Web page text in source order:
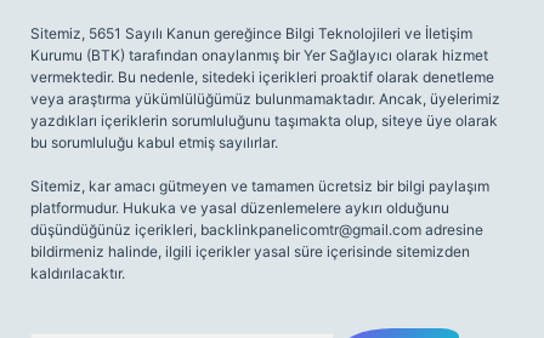
Sitemiz, 5651 Sayılı Kanun gereğince Bilgi Teknolojileri ve İletişim
Kurumu (BTK) tarafından onaylanmış bir Yer Sağlayıcı olarak hizmet
vermektedir. Bu nedenle, sitedeki içerikleri proaktif olarak denetleme
veya araştırma yükümlülüğümüz bulunmamaktadır. Ancak, üyelerimiz
yazdıkları içeriklerin sorumluluğunu taşımakta olup, siteye üye olarak
bu sorumluluğu kabul etmiş sayılırlar.
Sitemiz, kar amacı gütmeyen ve tamamen ücretsiz bir bilgi paylaşım
platformudur. Hukuka ve yasal düzenlemelere aykırı olduğunu
düşündüğünüz içerikleri, backlinkpanelicomtr@gmail.com adresine
bildirmeniz halinde, ilgili içerikler yasal süre içerisinde sitemizden
kaldırılacaktır.